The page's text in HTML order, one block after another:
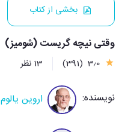
بخشی از کتاب
وقتی نیچه گریست (شومیز)
3٫0 (391) 13 نظر
نویسنده: اروین یالوم